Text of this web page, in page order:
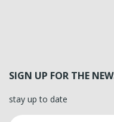
SIGN UP FOR THE
stay up to date